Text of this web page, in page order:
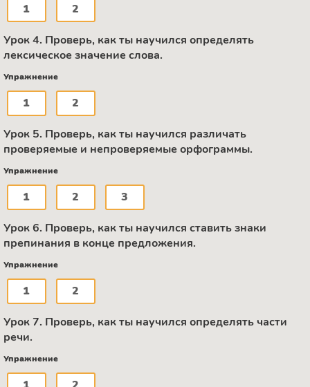
1 2
Урок 4. Проверь, как ты научился определять
лексическое значение слова.
Упражнение
1 2
Урок 5. Проверь, как ты научился различать
проверяемые и непроверяемые орфограммы.
Упражнение
1 2 3
Урок 6. Проверь, как ты научился ставить знаки
препинания в конце предложения.
Упражнение
1 2
Урок 7. Проверь, как ты научился определять части
речи.
Упражнение